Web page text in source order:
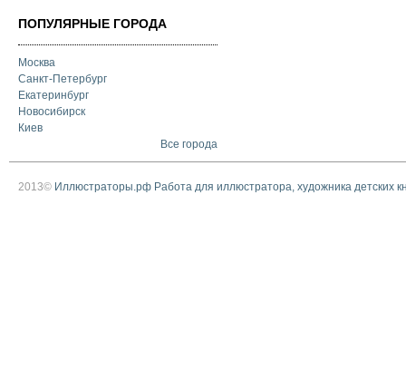
ПОПУЛЯРНЫЕ ГОРОДА
Москва
Санкт-Петербург
Екатеринбург
Новосибирск
Киев
Все города
2013© Иллюстраторы.рф Работа для иллюстратора, художника детских